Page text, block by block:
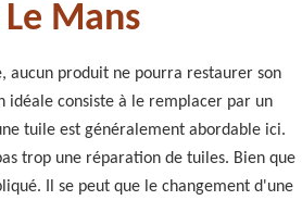
Le Mans
aucun produit ne pourra restaurer son
idéale consiste à le remplacer par un
tuile est généralement abordable ici.
trop une réparation de tuiles. Bien que
Il se peut que le changement d'une